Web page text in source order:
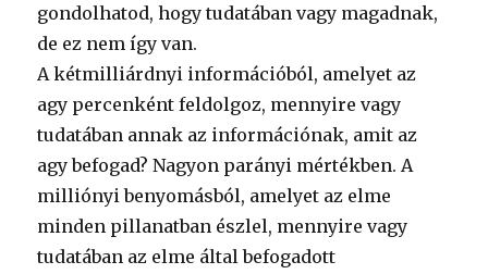
gondolhatod, hogy tudatában vagy magadnak,
de ez nem így van.
A kétmilliárdnyi információból, amelyet az
agy percenként feldolgoz, mennyire vagy
tudatában annak az információnak, amit az
agy befogad? Nagyon parányi mértékben. A
milliónyi benyomásból, amelyet az elme
minden pillanatban észlel, mennyire vagy
tudatában az elme által befogadott